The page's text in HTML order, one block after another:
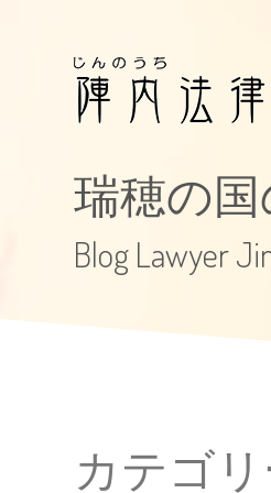
瑞穂の
Blog Lawyer
カテゴ